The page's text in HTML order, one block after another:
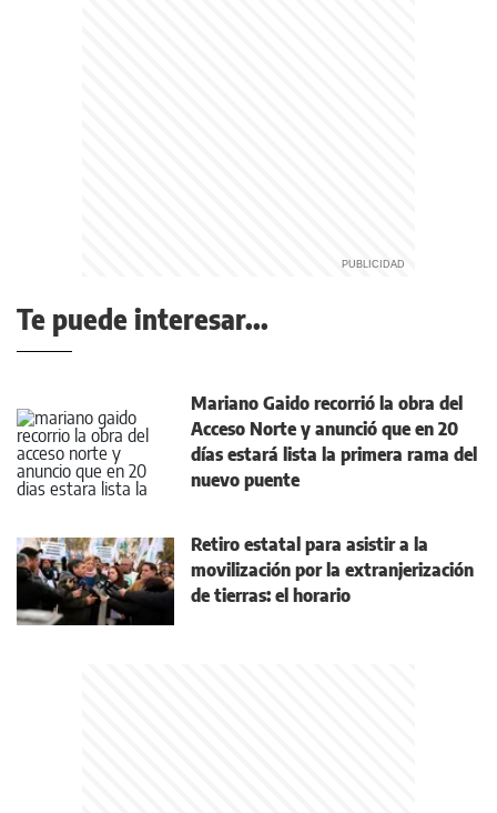
Te puede interesar...
Mariano Gaido recorrió la obra del
Acceso Norte y anunció que en 20
días estará lista la primera rama del
nuevo puente
Retiro estatal para asistir a la
movilización por la extranjerización
de tierras: el horario